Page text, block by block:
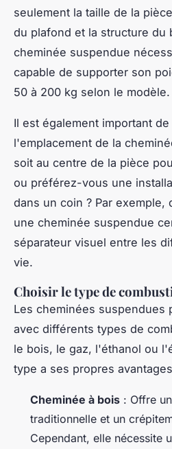
seulement la taille de la
du plafond et la structure du
cheminée suspendue
capable de supporter son
50 à 200 kg selon le modèle.
Il est également important
l'emplacement de la
soit au centre de la pièce
ou préférez-vous une
dans un coin ? Par exemple,
une cheminée suspendue
séparateur visuel entre les
vie.
Choisir le type de
Les cheminées suspendues
avec différents types de
le bois, le gaz, l'éthanol ou
type a ses propres
Cheminée à bois : Offre
traditionnelle et un
Cependant, elle nécessite